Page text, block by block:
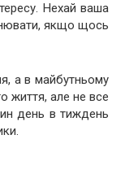
Нехай ваша
якщо щось
а в майбутньому
життя, але не все
день в тиждень